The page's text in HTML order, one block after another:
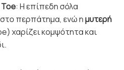
Toe: Η επίπεδη σόλα
περπάτημα, ενώ ημυτερή
χαρίζει κομψότητα και